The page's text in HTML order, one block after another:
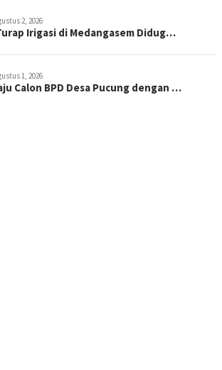
2, 2026
Irigasi di Medangasem Didug…
1, 2026
Calon BPD Desa Pucung dengan …